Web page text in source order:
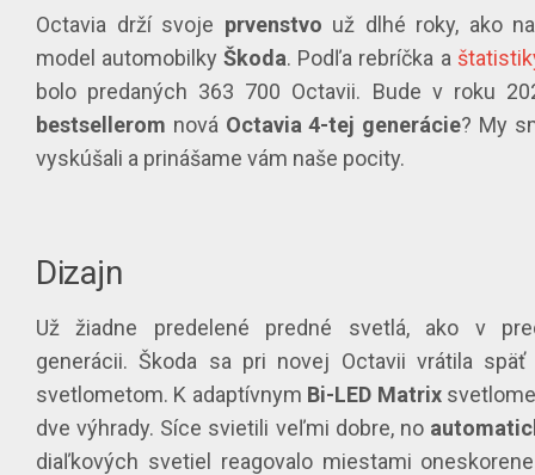
Octavia drží svoje prvenstvo už dlhé roky, ako
model automobilkyŠkoda. Podľa rebríčka a
bolo predaných 363 700 Octavii. Bude v roku
bestsellerom nová Octavia 4-tej generácie? My
vyskúšali a prinášame vám naše pocity.
Dizajn
Už žiadne predelené predné svetlá, ako v
generácii. Škoda sa pri novej Octavii vrátila
svetlometom. K adaptívnym Bi-LED Matrix
dve výhrady. Síce svietili veľmi dobre, no
diaľkových svetiel reagovalo miestami